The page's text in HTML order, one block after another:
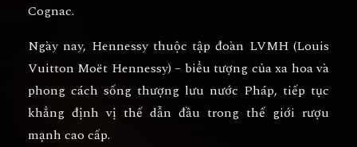
Cognac.
Ngày nay, Hennessy thuộc tập đoàn LVMH (Louis
Vuitton Moët Hennessy) – biểu tượng của xa hoa và
phong cách sống thượng lưu nước Pháp, tiếp tục
khẳng định vị thế dẫn đầu trong thế giới rượu
mạnh cao cấp.